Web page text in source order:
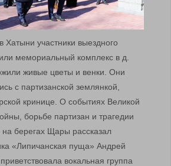
Хатыни участники выездного
мемориальный комплекс в д.
живые цветы и венки. Они
с партизанской землянкой,
кринице. О событиях Великой
борьбе партизан и трагедии
на берегах Щары рассказал
«Липичанская пуща» Андрей
вокальная группа